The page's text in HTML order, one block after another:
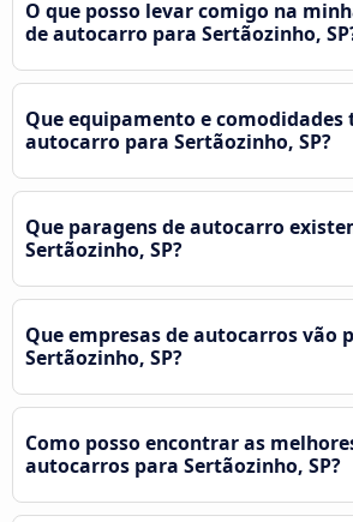
O que posso levar comigo na
de autocarro para Sertãozinho,
Que equipamento e comodidades
autocarro para Sertãozinho, SP?
Que paragens de autocarro
Sertãozinho, SP?
Que empresas de autocarros vão
Sertãozinho, SP?
Como posso encontrar as
autocarros para Sertãozinho, SP?